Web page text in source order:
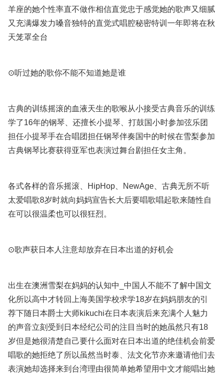
羊座的她个性率直不做作相信直觉忠于感觉她的歌声又细腻
又充满爆发力嗓音独特的直觉式唱腔秘密特训一年即将在秋
天笼罩全台
⊙听过她的歌你不能不知道她是谁
古典的训练摇滚的血液天生的歌喉从小接受古典音乐的训练
学了16年的钢琴、还擅长小提琴、打鼓国小时参加弦乐团
担任小提琴手在合唱团担任钢琴伴奏国中的时候在雪梨参加
古典钢琴比赛获得亚军也表演过舞台剧担任女主角。
各式各样的音乐摇滚、HipHop、NewAge、古典无所不听
太爱唱歌8岁时就向妈妈宣告长大后要唱歌唱起歌来随性自
在可以很温柔也可以很狂烈。
⊙歌声获日本人注意却放弃在日本出道的好机会
出生在澳洲雪梨在妈妈的认知中_中国人不能不了解中国文
化所以高中才转回上海美国学校求学18岁在妈妈朋友的引
荐下随日本爵士大师kikuchi在日本表演后来充满个人魅力
的声音立刻受到日本经纪公司的注目当时的她虽然只有18
岁但是她很清楚自己要什么面对在日本出道的绝佳机会前爱
唱歌的她拒绝了所以虽然当时泰、法文化节亦来邀请他们去
表演她却选择来到台湾理由很简单她希望用中文才能唱出她